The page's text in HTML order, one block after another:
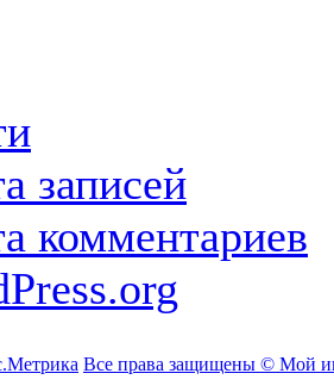
записей
комментариев
Все права защищены © Мой